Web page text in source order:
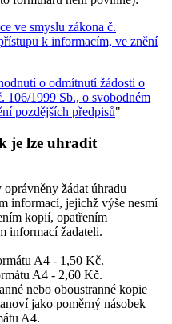
ve smyslu zákona č.
k informacím, ve znění
o odmítnutí žádosti o
106/1999 Sb., o svobodném
pozdějších předpisů"
je lze uhradit
žádat úhradu
informací, jejichž výše nesmí
kopií, opatřením
informací žadateli.
A4 - 1,50 Kč.
A4 - 2,60 Kč.
nebo oboustranné kopie
jako poměrný násobek
A4.